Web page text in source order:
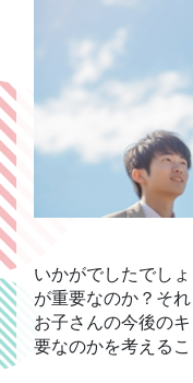
いかがでしたでし
が重要なのか？そ
お子さんの今後の
要なのかを考えるこ